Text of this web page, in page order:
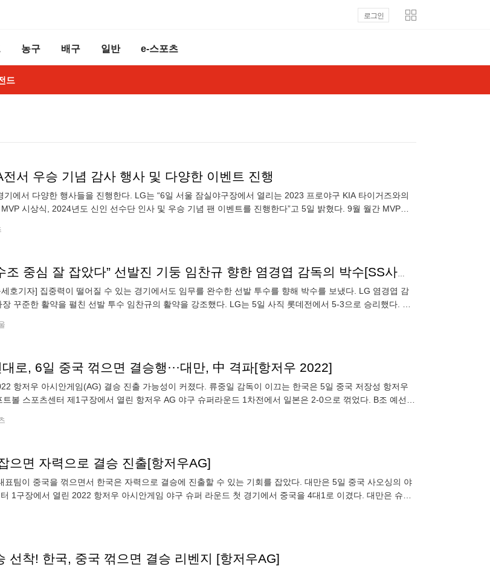
로그인
농구 배구 일반 e-스포츠
드
서 우승 기념 감사 행사 및 다양한 이벤트 진행
기에서 다양한 행사들을 진행한다. LG는 “6일 서울 잠실야구장에서 열리는 2023 프로야구 KIA 타이거즈와의
시상식, 2024년도 신인 선수단 인사 및 우승 기념 팬 이벤트를 진행한다”고 5일 밝혔다. 9월 월간 MVP의
“시즌 내내 투수조 중심 잘 잡았다” 선발진 기둥 임찬규 향한 염경엽 감독의 박수[SS사직in]
호기자] 집중력이 떨어질 수 있는 경기에서도 임무를 완수한 선발 투수를 향해 박수를 보냈다. LG 염경엽 감
꾸준한 활약을 펼친 선발 투수 임찬규의 활약을 강조했다. LG는 5일 사직 롯데전에서 5-3으로 승리했다. 선
로, 6일 중국 꺾으면 결승행···대만, 中 격파[항저우 2022]
항저우 아시안게임(AG) 결승 진출 가능성이 커졌다. 류중일 감독이 이끄는 한국은 5일 중국 저장성 항저우
트볼 스포츠센터 제1구장에서 열린 항저우 AG 야구 슈퍼라운드 1차전에서 일본은 2-0으로 꺾었다. B조 예선에
으면 자력으로 결승 진출[항저우AG]
표팀이 중국을 꺾으면서 한국은 자력으로 결승에 진출할 수 있는 기회를 잡았다. 대만은 5일 중국 사오싱의 야
1구장에서 열린 2022 항저우 아시안게임 야구 슈퍼 라운드 첫 경기에서 중국을 4대1로 이겼다. 대만은 슈퍼
선착! 한국, 중국 꺾으면 결승 리벤지 [항저우AG]